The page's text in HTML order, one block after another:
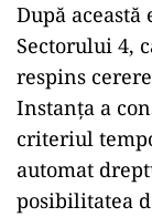
După această
Sectorului 4,
respins
Instanța a
criteriul
automat
posibilitatea